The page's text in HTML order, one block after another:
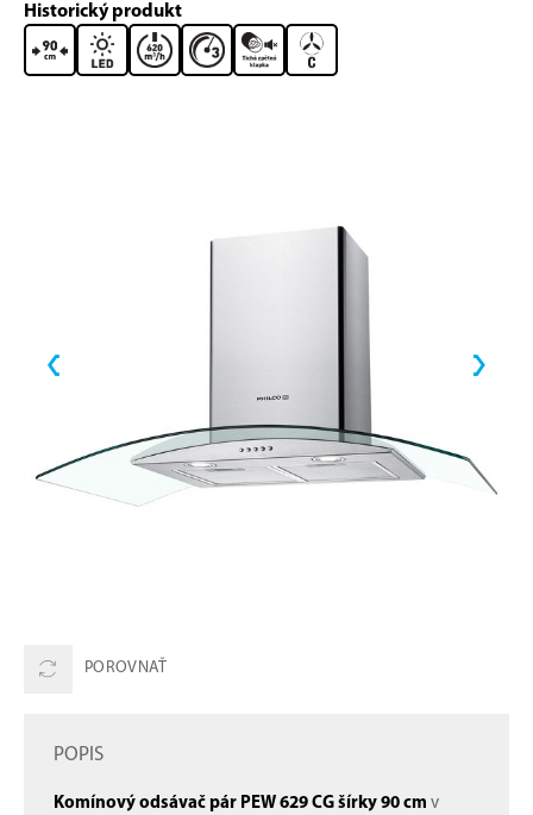
Historický produkt
POROVNAŤ
POPIS
Komínový odsávač pár PEW 629 CG šírky 90 cm v